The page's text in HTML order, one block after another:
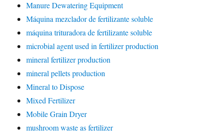
Manure Dewatering Equipment
Máquina mezclador de fertilizante soluble
máquina trituradora de fertilizante soluble
microbial agent used in fertilizer production
mineral fertilizer production
mineral pellets production
Mineral to Dispose
Mixed Fertilizer
Mobile Grain Dryer
mushroom waste as fertilizer